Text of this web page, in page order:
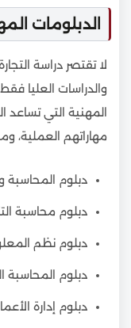
الدبلومات
لا تقتصر دراسة
والدراسات العليا
المهنية التي
مهاراتهم العملية،
دبلوم المحاسبة
دبلوم محاسبة
دبلوم نظم
دبلوم المحاسبة
دبلوم إدارة